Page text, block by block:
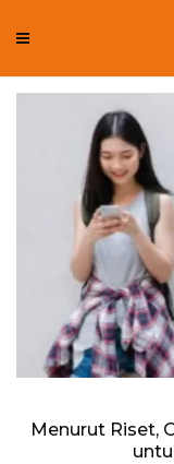
Menurut Riset,